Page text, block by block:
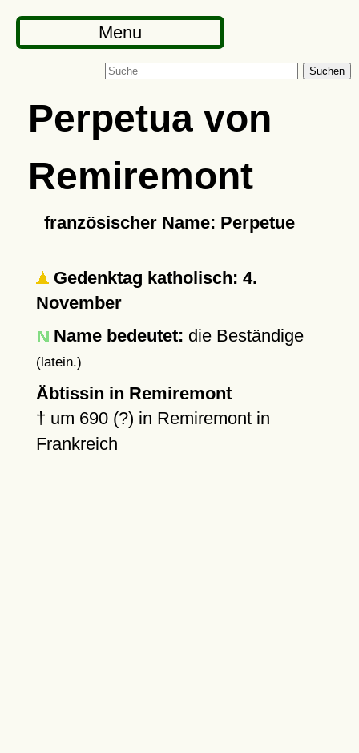
Menu
Suchen
Perpetua von
Remiremont
französischer Name: Perpetue
Gedenktag katholisch: 4.
November
Name bedeutet: die Beständige
(latein.)
Äbtissin in Remiremont
† um 690 (?) in Remiremontin
Frankreich